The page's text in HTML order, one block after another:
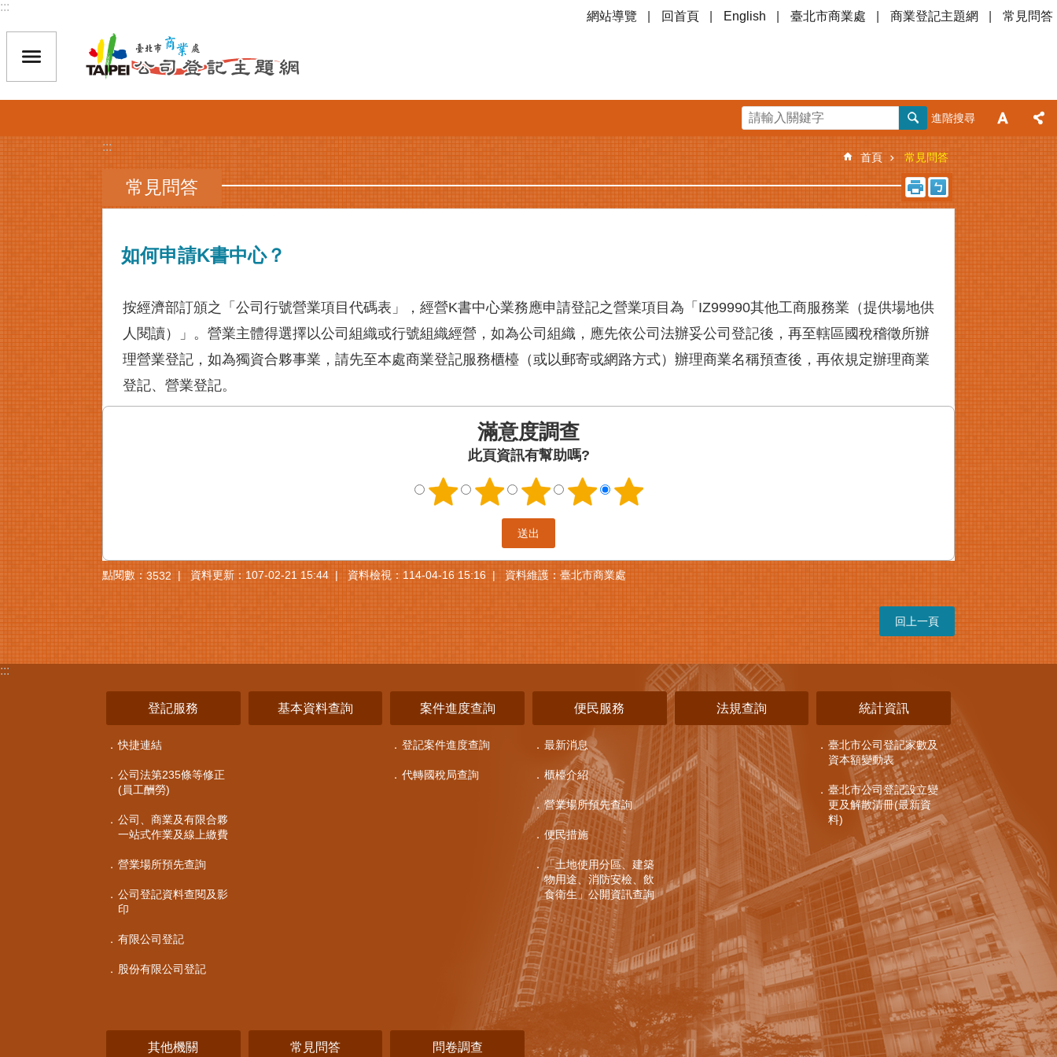
跳到主要內容區塊
:::
網站導覽 回首頁 English 臺北市商業處 商業登記主題網 常見問答
進階搜尋
:::
首頁 常見問答
常見問答
如何申請K書中心？
按經濟部訂頒之「公司行號營業項目代碼表」，經營K書中心業務應申請登記之營業項目為「IZ99990其他工商服務業（提供場地供
人閱讀）」。營業主體得選擇以公司組織或行號組織經營，如為公司組織，應先依公司法辦妥公司登記後，再至轄區國稅稽徵所辦
理營業登記，如為獨資合夥事業，請先至本處商業登記服務櫃檯（或以郵寄或網路方式）辦理商業名稱預查後，再依規定辦理商業
登記、營業登記。
滿意度調查
此頁資訊有幫助嗎?
點閱數：3532 資料更新：107-02-21 15:44 資料檢視：114-04-16 15:16 資料維護：臺北市商業處
回上一頁
:::
登記服務
快捷連結
公司法第235條等修正
(員工酬勞)
公司、商業及有限合夥
一站式作業及線上繳費
營業場所預先查詢
公司登記資料查閱及影
印
有限公司登記
股份有限公司登記
基本資料查詢 案件進度查詢
登記案件進度查詢
代轉國稅局查詢
便民服務
最新消息
櫃檯介紹
營業場所預先查詢
便民措施
「土地使用分區、建築
物用途、消防安檢、飲
食衛生」公開資訊查詢
法規查詢 統計資訊
臺北市公司登記家數及
資本額變動表
臺北市公司登記設立變
更及解散清冊(最新資
料)
其他機關 常見問答 問卷調查